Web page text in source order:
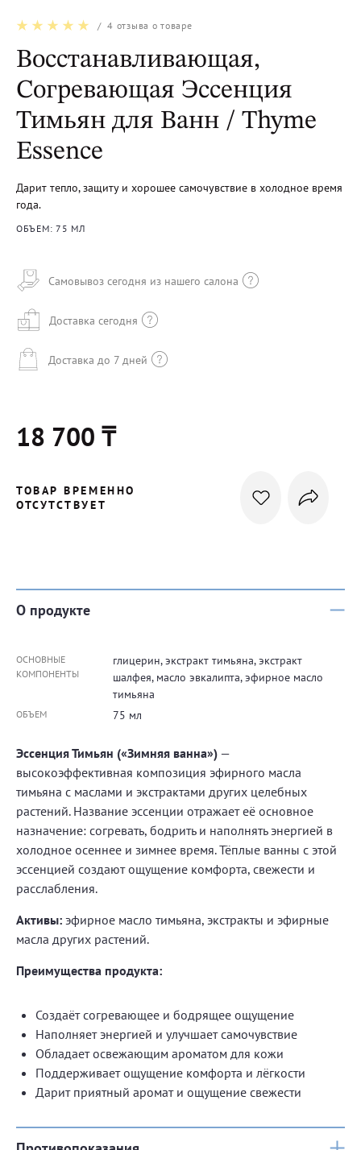
/4 отзыва о товаре
Восстанавливающая,
Согревающая Эссенция
Тимьян для Ванн / Thyme
Essence
Дарит тепло, защиту и хорошее самочувствие в холодное время
года.
ОБЪЕМ: 75 МЛ
Самовывоз сегодня из нашего салона
Доставка сегодня
Доставка до 7 дней
18 700 ₸
ТОВАР ВРЕМЕННО
ОТСУТСТВУЕТ
О продукте
ОСНОВНЫЕ
КОМПОНЕНТЫ
глицерин, экстракт тимьяна, экстракт
шалфея, масло эвкалипта, эфирное масло
тимьяна
ОБЪЕМ 75 мл
Эссенция Тимьян («Зимняя ванна») —
высокоэффективная композиция эфирного масла
тимьяна с маслами и экстрактами других целебных
растений. Название эссенции отражает её основное
назначение: согревать, бодрить и наполнять энергией в
холодное осеннее и зимнее время. Тёплые ванны с этой
эссенцией создают ощущение комфорта, свежести и
расслабления.
Активы: эфирное масло тимьяна, экстракты и эфирные
масла других растений.
Преимущества продукта:
Создаёт согревающее и бодрящее ощущение
Наполняет энергией и улучшает самочувствие
Обладает освежающим ароматом для кожи
Поддерживает ощущение комфорта и лёгкости
Дарит приятный аромат и ощущение свежести